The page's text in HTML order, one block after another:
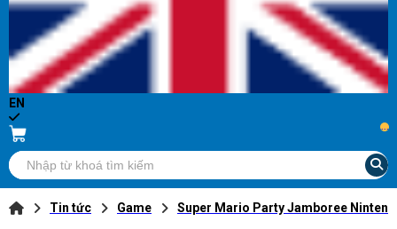
EN
...
Tin tức Game Super Mario Party Jamboree